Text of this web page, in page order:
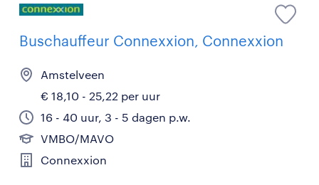
Buschauffeur Connexxion, Connexxion
Amstelveen
€ 18,10 - 25,22 per uur
16 - 40 uur, 3 - 5 dagen p.w.
VMBO/MAVO
Connexxion